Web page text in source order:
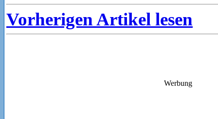
Vorherigen Artikel lesen
Werbung